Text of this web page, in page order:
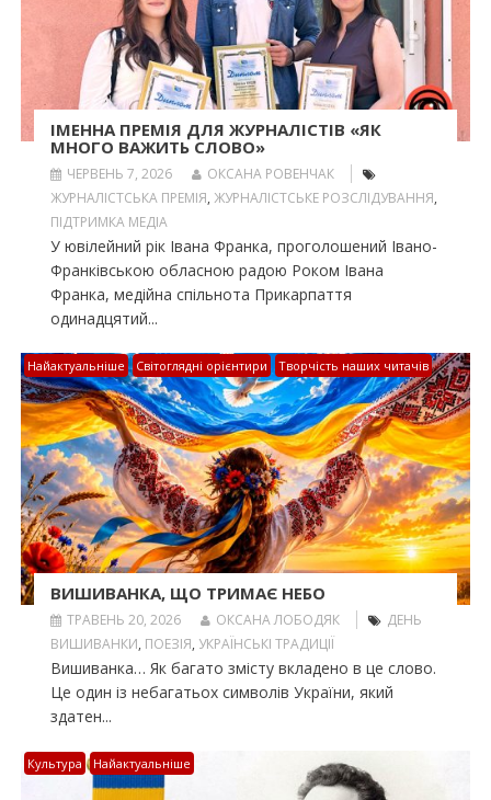
ІМЕННА ПРЕМІЯ ДЛЯ ЖУРНАЛІСТІВ «ЯК
МНОГО ВАЖИТЬ СЛОВО»
ЧЕРВЕНЬ 7, 2026
ОКСАНА РОВЕНЧАК
ЖУРНАЛІСТСЬКА ПРЕМІЯ, ЖУРНАЛІСТСЬКЕ РОЗСЛІДУВАННЯ,
ПІДТРИМКА МЕДІА
У ювілейний рік Івана Франка, проголошений Івано-
Франківською обласною радою Роком Івана
Франка, медійна спільнота Прикарпаття
одинадцятий...
Найактуальніше Світоглядні орієнтири Творчість наших читачів
ВИШИВАНКА, ЩО ТРИМАЄ НЕБО
ТРАВЕНЬ 20, 2026 ОКСАНА ЛОБОДЯК
ДЕНЬ
ВИШИВАНКИ, ПОЕЗІЯ, УКРАЇНСЬКІ ТРАДИЦІЇ
Вишиванка… Як багато змісту вкладено в це слово.
Це один із небагатьох символів України, який
здатен...
Культура Найактуальніше